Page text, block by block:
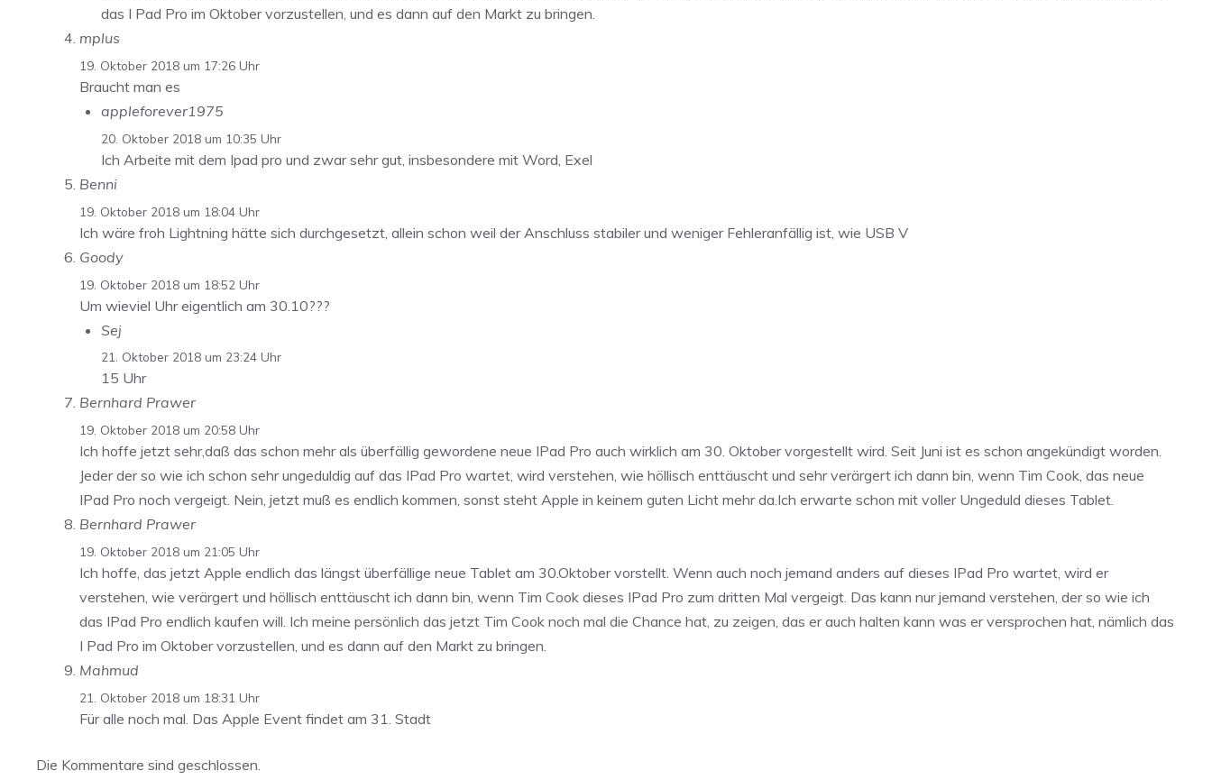
das I Pad Pro im Oktober vorzustellen, und es dann auf den Markt zu bringen.
mplus
19. Oktober 2018 um 17:26 Uhr
Braucht man es
appleforever1975
20. Oktober 2018 um 10:35 Uhr
Ich Arbeite mit dem Ipad pro und zwar sehr gut, insbesondere mit Word, Exel
Benni
19. Oktober 2018 um 18:04 Uhr
Ich wäre froh Lightning hätte sich durchgesetzt, allein schon weil der Anschluss stabiler und weniger Fehleranfällig ist, wie USB V
Goody
19. Oktober 2018 um 18:52 Uhr
Um wieviel Uhr eigentlich am 30.10???
Sej
21. Oktober 2018 um 23:24 Uhr
15 Uhr
Bernhard Prawer
19. Oktober 2018 um 20:58 Uhr
Ich hoffe jetzt sehr,daß das schon mehr als überfällig gewordene neue IPad Pro auch wirklich am 30. Oktober vorgestellt wird. Seit Juni ist es schon angekündigt worden.
Jeder der so wie ich schon sehr ungeduldig auf das IPad Pro wartet, wird verstehen, wie höllisch enttäuscht und sehr verärgert ich dann bin, wenn Tim Cook, das neue
IPad Pro noch vergeigt. Nein, jetzt muß es endlich kommen, sonst steht Apple in keinem guten Licht mehr da.Ich erwarte schon mit voller Ungeduld dieses Tablet.
Bernhard Prawer
19. Oktober 2018 um 21:05 Uhr
Ich hoffe, das jetzt Apple endlich das längst überfällige neue Tablet am 30.Oktober vorstellt. Wenn auch noch jemand anders auf dieses IPad Pro wartet, wird er
verstehen, wie verärgert und höllisch enttäuscht ich dann bin, wenn Tim Cook dieses IPad Pro zum dritten Mal vergeigt. Das kann nur jemand verstehen, der so wie ich
das IPad Pro endlich kaufen will. Ich meine persönlich das jetzt Tim Cook noch mal die Chance hat, zu zeigen, das er auch halten kann was er versprochen hat, nämlich das
I Pad Pro im Oktober vorzustellen, und es dann auf den Markt zu bringen.
Mahmud
21. Oktober 2018 um 18:31 Uhr
Für alle noch mal. Das Apple Event findet am 31. Stadt
Die Kommentare sind geschlossen.